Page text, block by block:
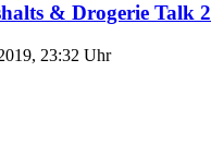
& Drogerie Talk 2
23:32 Uhr